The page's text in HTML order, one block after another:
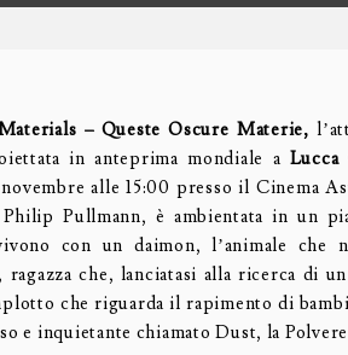
– Queste Oscure Materie,
in anteprima mondiale a Lucca
alle 15:00 presso il Cinema
Pullmann, è ambientata in un
con un daimon, l’animale che
che, lanciatasi alla ricerca di
che riguarda il rapimento di
e inquietante chiamato Dust, la